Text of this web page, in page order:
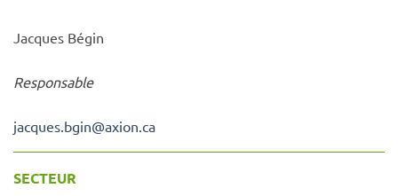
Jacques Bégin
Responsable
jacques.bgin@axion.ca
SECTEUR